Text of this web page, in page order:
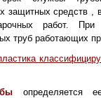
защитных средств
работ.
труб работающих
определяется